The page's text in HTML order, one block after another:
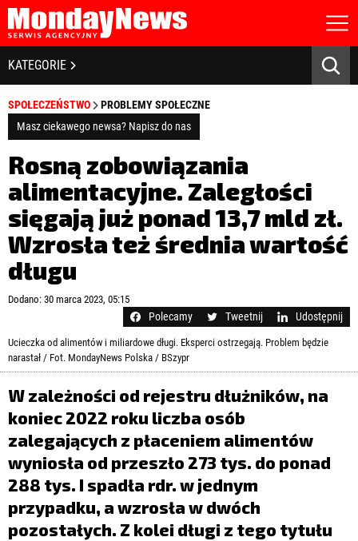
STRONA GŁÓWNA
O NAS
POLITYKA PRYWATNOŚCI
REGULAMIN
LICENCJA
REJESTRACJA
KONTAKT
Zapamiętaj mnie
Zapomniałeś hasła?
zaloguj się
KATEGORIE
BIZNES I GOSPODARKA
BANKOWOŚĆ I FINANSE
NOWE TECHNOLOGIE
SPOŁECZEŃSTWO
EDUKACJA
MEDIA
ZDROWIE I URODA
LIFESTYLE
OPINIE I KOMENTARZE
SPOŁECZEŃSTWO
PROBLEMY SPOŁECZNE
Masz ciekawego newsa? Napisz do nas
Rosną zobowiązania
alimentacyjne. Zaległości
sięgają już ponad 13,7 mld zł.
Wzrosła też średnia wartość
długu
Dodano: 30 marca 2023, 05:15
Polecamy Tweetnij Udostępnij
Ucieczka od alimentów i miliardowe długi. Eksperci ostrzegają. Problem będzie
narastał / Fot. MondayNews Polska / BSzypr
W zależności od rejestru dłużników, na
koniec 2022 roku liczba osób
zalegających z płaceniem alimentów
wyniosła od przeszło 273 tys. do ponad
288 tys. I spadła rdr. w jednym
przypadku, a wzrosła w dwóch
pozostałych. Z kolei długi z tego tytułu